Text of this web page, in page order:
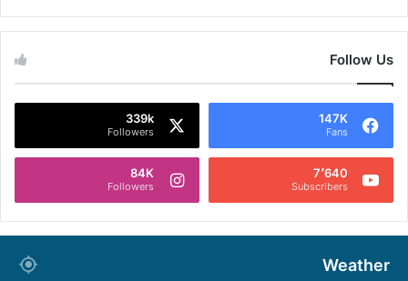
Follow Us
147K
Fans
339k
Followers
7٬640
Subscribers
84K
Followers
Weather